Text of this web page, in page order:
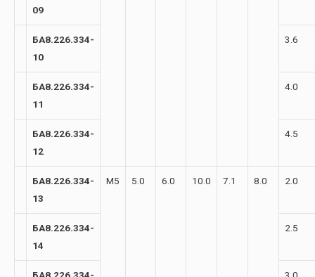
09
БА8.226.334-
10
3.6
БА8.226.334-
11
4.0
БА8.226.334-
12
4.5
БА8.226.334-
13
М5 5.0 6.0 10.0 7.1 8.0 2.0
БА8.226.334-
14
2.5